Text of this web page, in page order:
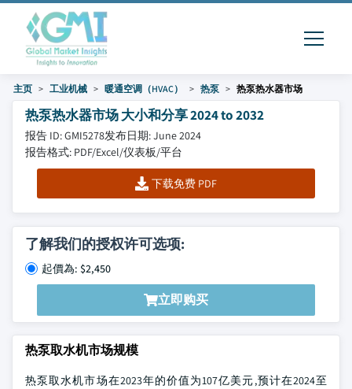
主页 工业机械 暖通空调（HVAC） 热泵 热泵热水器市场
热泵热水器市场 大小和分享 2024 to 2032
报告 ID: GMI5278发布日期: June 2024
报告格式: PDF/Excel/仪表板/平台
下载免费 PDF
了解我们的授权许可选项:
起價為: $2,450
立即购买
热泵取水机市场规模
热泵取水机市场在2023年的价值为107亿美元,预计在2024至